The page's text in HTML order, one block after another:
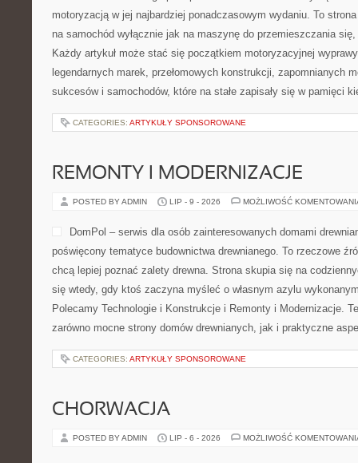
motoryzacją w jej najbardziej ponadczasowym wydaniu. To
na samochód wyłącznie jak na maszynę do przemieszczania
Każdy artykuł może stać się początkiem motoryzacyjnej
legendarnych marek, przełomowych konstrukcji, zapomnianych
sukcesów i samochodów, które na stałe zapisały się w pamięci
CATEGORIES: ARTYKUŁY SPONSOROWANE
REMONTY I MODERNIZACJE
POSTED BY ADMIN LIP - 9 - 2026 MOŻLIWOŚĆ
DomPol – serwis dla osób zainteresowanych domami
poświęcony tematyce budownictwa drewnianego. To rzeczowe
chcą lepiej poznać zalety drewna. Strona skupia się na
się wtedy, gdy ktoś zaczyna myśleć o własnym azylu
Polecamy Technologie i Konstrukcje i Remonty i Modernizacje.
zarówno mocne strony domów drewnianych, jak i praktyczne
CATEGORIES: ARTYKUŁY SPONSOROWANE
CHORWACJA
POSTED BY ADMIN LIP - 6 - 2026 MOŻLIWOŚĆ